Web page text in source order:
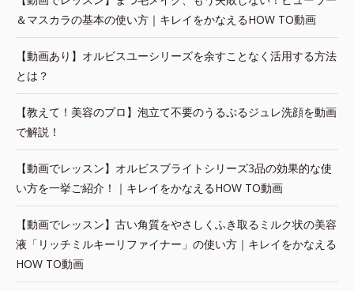
＆マスカラの基本の使い方｜キレイをかなえるHOW TO動画
【動画あり】オルビスユーシリーズを余すことなく活用する方法
とは？
【教えて！美容のプロ】泡立て不要のうるぷるジュレ洗顔を動画
で解説！
【動画でレッスン】オルビスブライトシリーズ3品の効果的な使
い方を一挙ご紹介！｜キレイをかなえるHOW TO動画
【動画でレッスン】古い角質をやさしくふき取るミルク状の美容
液「リッチミルキーリファイナー」の使い方｜キレイをかなえる
HOW TO動画